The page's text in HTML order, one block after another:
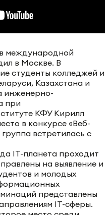
международной
в Москве. В
студенты колледжей и
Казахстана и
инженерно-
при
КФУ Кирилл
в конкурсе «Веб-
встретилась с
IT-планета проходит
на выявление и
и молодых
представлены
IT-сферы.